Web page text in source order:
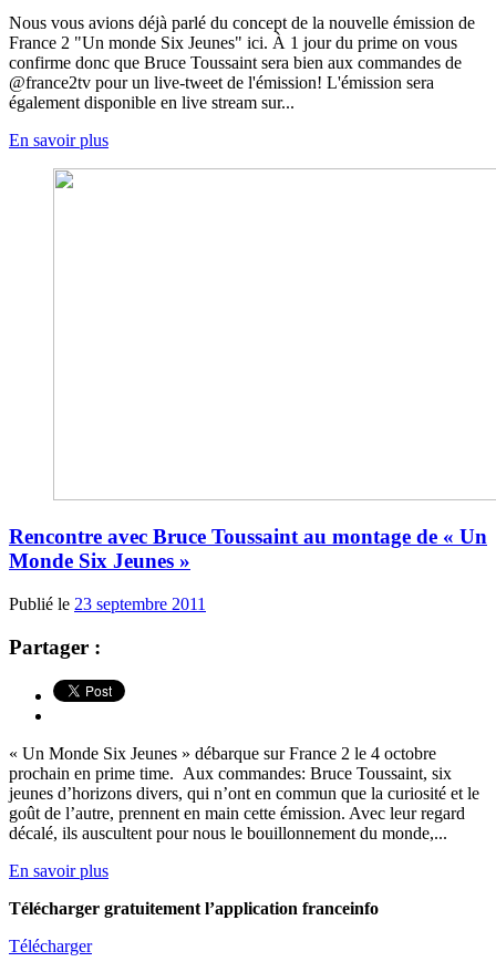
Nous vous avions déjà parlé du concept de la nouvelle émission de
France 2 "Un monde Six Jeunes" ici. À 1 jour du prime on vous
confirme donc que Bruce Toussaint sera bien aux commandes de
@france2tv pour un live-tweet de l'émission! L'émission sera
également disponible en live stream sur...
En savoir plus
Rencontre avec Bruce Toussaint au montage de « Un
Monde Six Jeunes »
Publié le 23 septembre 2011
Partager :
« Un Monde Six Jeunes » débarque sur France 2 le 4 octobre
prochain en prime time. Aux commandes: Bruce Toussaint, six
jeunes d’horizons divers, qui n’ont en commun que la curiosité et le
goût de l’autre, prennent en main cette émission. Avec leur regard
décalé, ils auscultent pour nous le bouillonnement du monde,...
En savoir plus
Télécharger gratuitement l’application franceinfo
Télécharger